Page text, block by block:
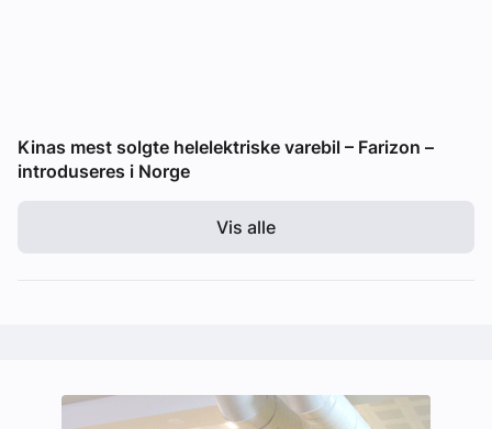
Kinas mest solgte helelektriske varebil – Farizon –
introduseres i Norge
Vis alle